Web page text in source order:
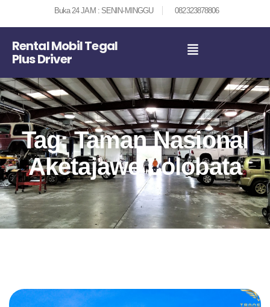
Buka 24 JAM : SENIN-MINGGU 082323878806
Rental Mobil Tegal
Plus Driver
Tag: Taman Nasional
Aketajawe Lolobata